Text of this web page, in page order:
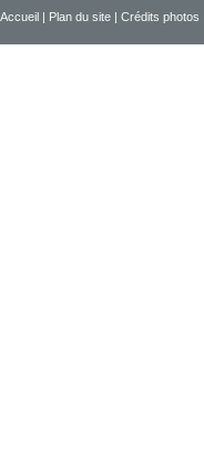
Accueil Plan du site Crédits photos